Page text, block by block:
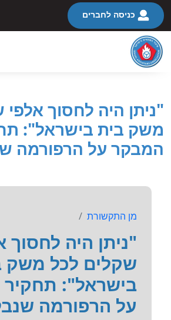
כניסה לחברים
"ניתן היה לחסוך
משק בית בישראל":
המבקר על הרפורמה
מן התקשורת
"ניתן היה לחסוך
שקלים לכל משק
בישראל":
על הרפורמה